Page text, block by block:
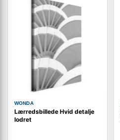
WONDA
Lærredsbillede Hvid detalje
lodret